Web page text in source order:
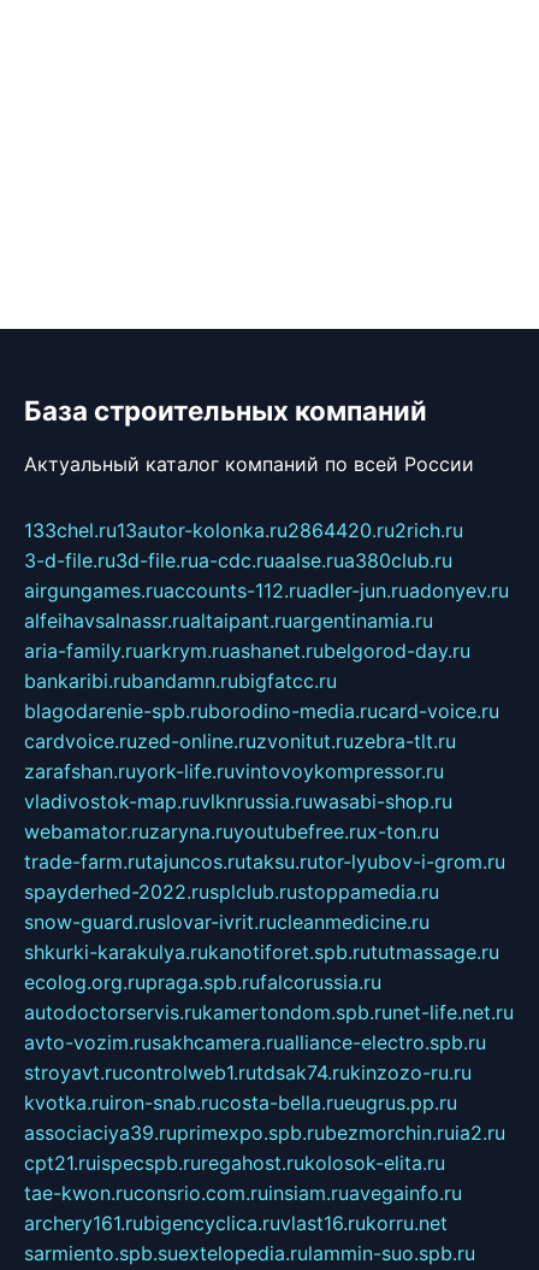
База строительных компаний
Актуальный каталог компаний по всей России
133chel.ru13autor-kolonka.ru2864420.ru2rich.ru
3-d-file.ru3d-file.rua-cdc.ruaalse.rua380club.ru
airgungames.ruaccounts-112.ruadler-jun.ruadonyev.ru
alfeihavsalnassr.rualtaipant.ruargentinamia.ru
aria-family.ruarkrym.ruashanet.rubelgorod-day.ru
bankaribi.rubandamn.rubigfatcc.ru
blagodarenie-spb.ruborodino-media.rucard-voice.ru
cardvoice.ruzed-online.ruzvonitut.ruzebra-tlt.ru
zarafshan.ruyork-life.ruvintovoykompressor.ru
vladivostok-map.ruvlknrussia.ruwasabi-shop.ru
webamator.ruzaryna.ruyoutubefree.rux-ton.ru
trade-farm.rutajuncos.rutaksu.rutor-lyubov-i-grom.ru
spayderhed-2022.rusplclub.rustoppamedia.ru
snow-guard.ruslovar-ivrit.rucleanmedicine.ru
shkurki-karakulya.rukanotiforet.spb.rututmassage.ru
ecolog.org.rupraga.spb.rufalcorussia.ru
autodoctorservis.rukamertondom.spb.runet-life.net.ru
avto-vozim.rusakhcamera.rualliance-electro.spb.ru
stroyavt.rucontrolweb1.rutdsak74.rukinzozo-ru.ru
kvotka.ruiron-snab.rucosta-bella.rueugrus.pp.ru
associaciya39.ruprimexpo.spb.rubezmorchin.ruia2.ru
cpt21.ruispecspb.ruregahost.rukolosok-elita.ru
tae-kwon.ruconsrio.com.ruinsiam.ruavegainfo.ru
archery161.rubigencyclica.ruvlast16.rukorru.net
sarmiento.spb.suextelopedia.rulammin-suo.spb.ru